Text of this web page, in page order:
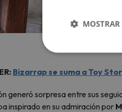
Bizarrap se suma a Toy
generó sorpresa entre sus
inspirado en su admiración por
MOSTRAR